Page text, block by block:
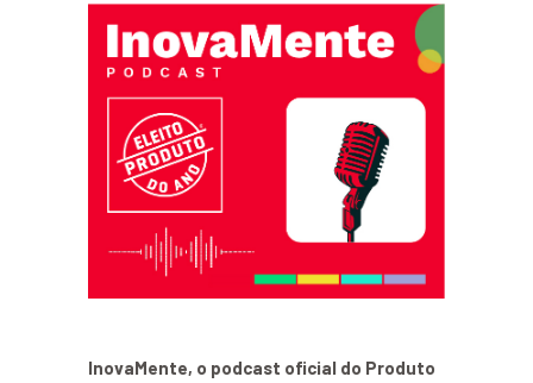
InovaMente, o podcast oficial do Produto